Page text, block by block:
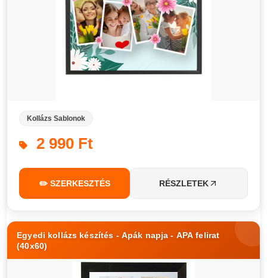
Kollázs Sablonok
2 990 Ft
✏️ SZERKESZTÉS RÉSZLETEK
Egyedi kollázs készítés - Apák napja - APA felirat
(40x60)